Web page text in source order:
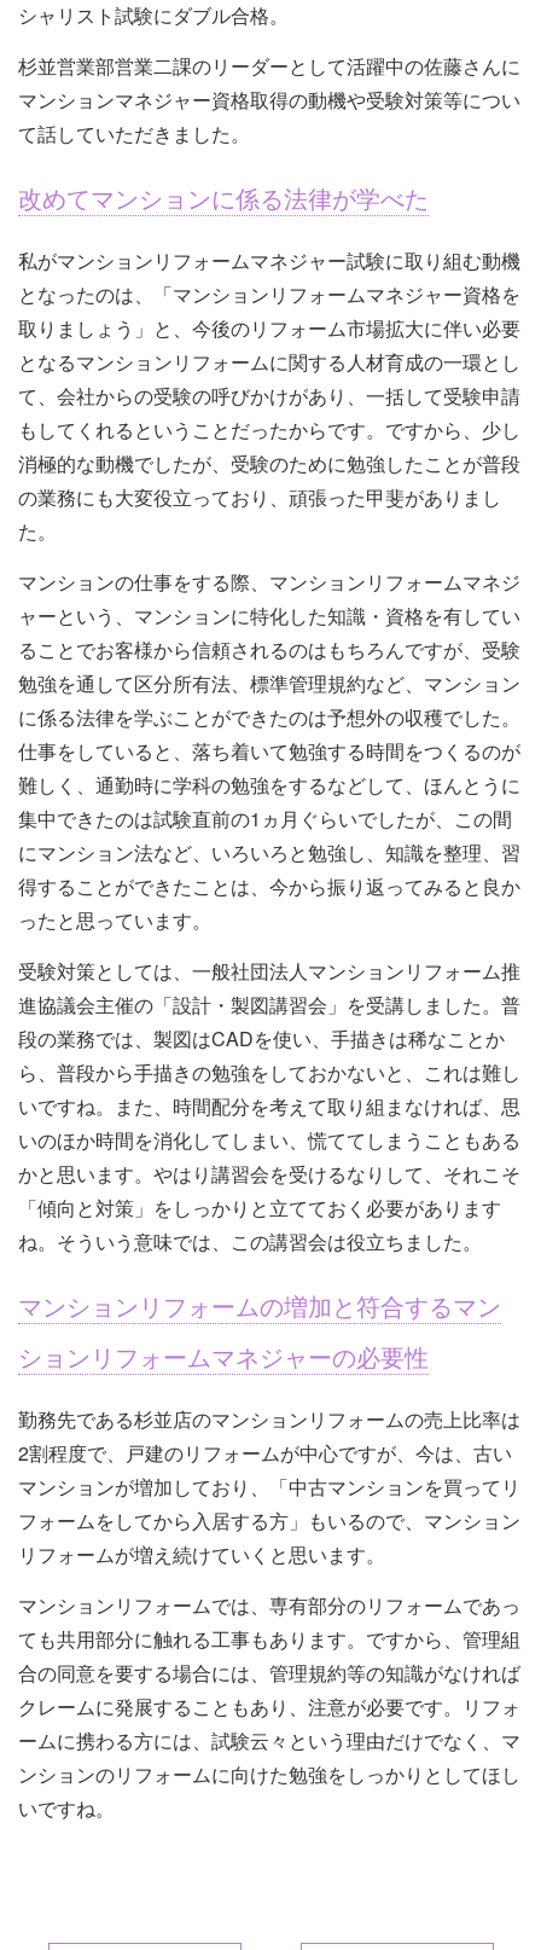
シャリスト試験にダブル合格。
杉並営業部営業二課のリーダーとして活躍中の佐藤さんに
マンションマネジャー資格取得の動機や受験対策等につい
て話していただきました。
改めてマンションに係る法律が学べた
私がマンションリフォームマネジャー試験に取り組む動機
となったのは、「マンションリフォームマネジャー資格を
取りましょう」と、今後のリフォーム市場拡大に伴い必要
となるマンションリフォームに関する人材育成の一環とし
て、会社からの受験の呼びかけがあり、一括して受験申請
もしてくれるということだったからです。ですから、少し
消極的な動機でしたが、受験のために勉強したことが普段
の業務にも大変役立っており、頑張った甲斐がありまし
た。
マンションの仕事をする際、マンションリフォームマネジ
ャーという、マンションに特化した知識・資格を有してい
ることでお客様から信頼されるのはもちろんですが、受験
勉強を通して区分所有法、標準管理規約など、マンション
に係る法律を学ぶことができたのは予想外の収穫でした。
仕事をしていると、落ち着いて勉強する時間をつくるのが
難しく、通勤時に学科の勉強をするなどして、ほんとうに
集中できたのは試験直前の1ヵ月ぐらいでしたが、この間
にマンション法など、いろいろと勉強し、知識を整理、習
得することができたことは、今から振り返ってみると良か
ったと思っています。
受験対策としては、一般社団法人マンションリフォーム推
進協議会主催の「設計・製図講習会」を受講しました。普
段の業務では、製図はCADを使い、手描きは稀なことか
ら、普段から手描きの勉強をしておかないと、これは難し
いですね。また、時間配分を考えて取り組まなければ、思
いのほか時間を消化してしまい、慌ててしまうこともある
かと思います。やはり講習会を受けるなりして、それこそ
「傾向と対策」をしっかりと立てておく必要があります
ね。そういう意味では、この講習会は役立ちました。
マンションリフォームの増加と符合するマン
ションリフォームマネジャーの必要性
勤務先である杉並店のマンションリフォームの売上比率は
2割程度で、戸建のリフォームが中心ですが、今は、古い
マンションが増加しており、「中古マンションを買ってリ
フォームをしてから入居する方」もいるので、マンション
リフォームが増え続けていくと思います。
マンションリフォームでは、専有部分のリフォームであっ
ても共用部分に触れる工事もあります。ですから、管理組
合の同意を要する場合には、管理規約等の知識がなければ
クレームに発展することもあり、注意が必要です。リフォ
ームに携わる方には、試験云々という理由だけでなく、マ
ンションのリフォームに向けた勉強をしっかりとしてほし
いですね。